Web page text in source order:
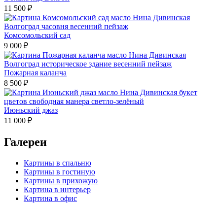
11 500 ₽
Комсомольский сад
9 000 ₽
Пожарная каланча
8 500 ₽
Июньский джаз
11 000 ₽
Галереи
Картины в спальню
Картины в гостиную
Картины в прихожую
Картина в интерьер
Картина в офис